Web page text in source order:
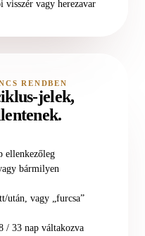
visszér vagy herezavar
RENDBEN
jelek,
ellenkezőleg
bármilyen
után, vagy „furcsa”
/ 33 nap váltakozva